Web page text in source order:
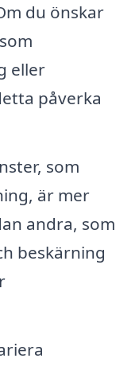
du önskar
eller
påverka
som
är mer
andra, som
beskärning